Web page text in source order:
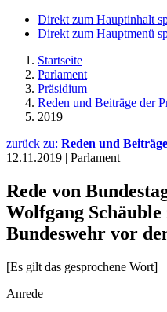
Direkt zum Hauptinhalt
Direkt zum Hauptmenü
Startseite
Parlament
Präsidium
Reden und Beiträge der
2019
zurück zu: Reden und
12.11.2019 | Parlament
Rede von
Wolfgang
Bundeswehr vor
[Es gilt das gesprochene Wort]
Anrede